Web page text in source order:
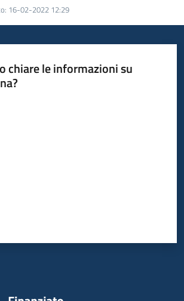
: 16-02-2022 12:29
chiare le informazioni su